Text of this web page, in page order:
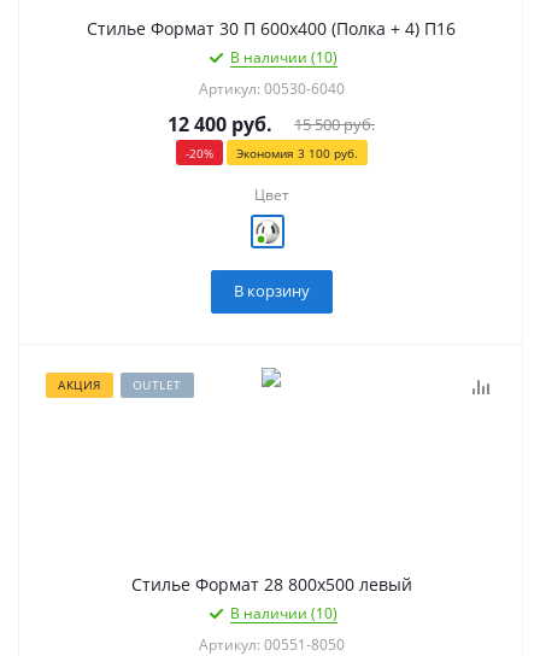
Стилье Формат 30 П 600х400 (Полка + 4) П16
В наличии (10)
Артикул: 00530-6040
12 400 руб. 15 500руб.
-20% Экономия 3 100руб.
Цвет
В корзину
АКЦИЯ OUTLET
Стилье Формат 28 800х500 левый
В наличии (10)
Артикул: 00551-8050